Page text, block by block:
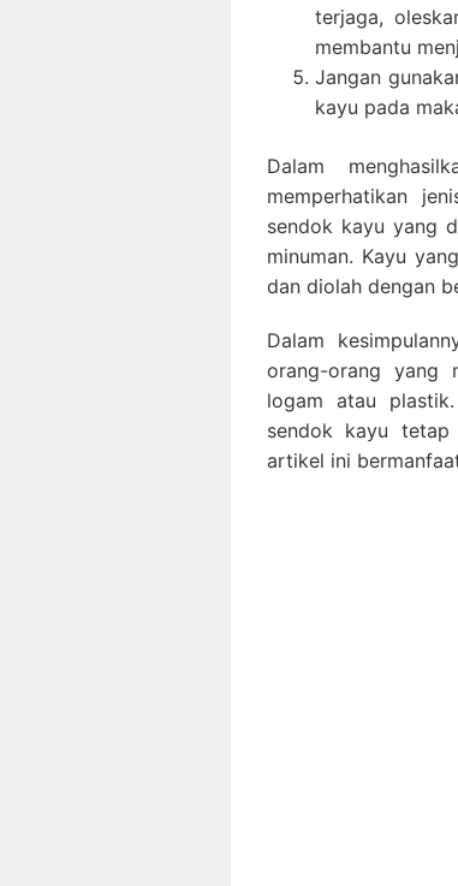
terjaga,
membantu
Jangan
kayu pada
Dalam
memperhatikan
sendok kayu yang
minuman. Kayu
dan diolah dengan
Dalam
orang-orang yang
logam atau
sendok kayu tetap
artikel ini